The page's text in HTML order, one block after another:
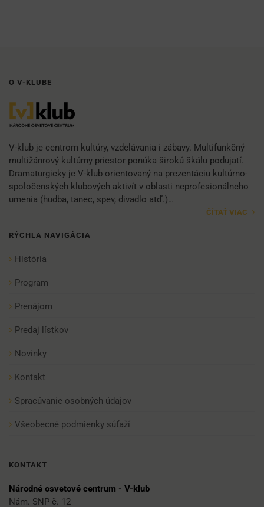
O V-KLUBE
V-klub je centrom kultúry, vzdelávania i zábavy. Multifunkčný
multižánrový kultúrny priestor ponúka širokú škálu podujatí.
Dramaturgicky je V-klub orientovaný na prezentáciu kultúrno-
spoločenských klubových aktivít v oblasti neprofesionálneho
umenia (hudba, tanec, spev, divadlo atď.)…
ČÍTAŤ VIAC
RÝCHLA NAVIGÁCIA
História
Program
Prenájom
Predaj lístkov
Novinky
Kontakt
Spracúvanie osobných údajov
Všeobecné podmienky súťaží
KONTAKT
Národné osvetové centrum - V-klub
Nám. SNP č. 12